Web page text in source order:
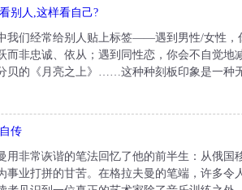
别人,这样看自己?
我们经常给别人贴上标签——遇到男性/女性，
而非忠诚、依从；遇到同性恋，你会不自觉地
贝的《月亮之上》……这种种刻板印象是一种
传
用非常诙谐的笔法回忆了他的前半生：从俄国
事业打拼的甘苦。在格拉夫曼的笔端，许多